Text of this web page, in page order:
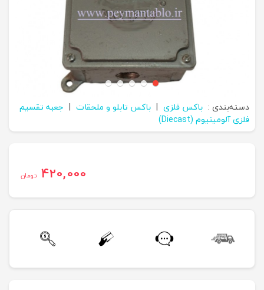
دسته‌بندی : باکس فلزی | باکس تابلو و ملحقات | جعبه تقسیم
فلزی آلومینیوم (Diecast)
420,000 تومان